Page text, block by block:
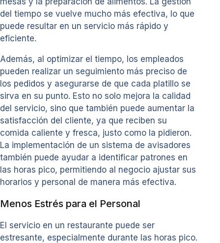
del tiempo se vuelve mucho más efectiva, lo que
puede resultar en un servicio más rápido y
eficiente.
Además, al optimizar el tiempo, los empleados
pueden realizar un seguimiento más preciso de
los pedidos y asegurarse de que cada platillo se
sirva en su punto. Esto no solo mejora la calidad
del servicio, sino que también puede aumentar la
satisfacción del cliente, ya que reciben su
comida caliente y fresca, justo como la pidieron.
La implementación de un sistema de avisadores
también puede ayudar a identificar patrones en
las horas pico, permitiendo al negocio ajustar sus
horarios y personal de manera más efectiva.
Menos Estrés para el Personal
El servicio en un restaurante puede ser
estresante, especialmente durante las horas pico.